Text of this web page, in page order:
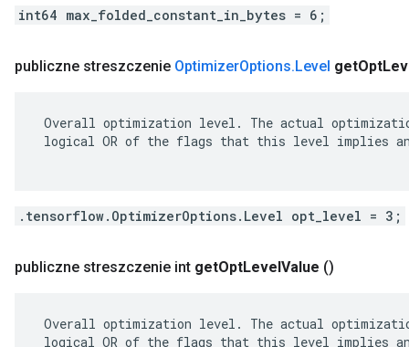
int64 max_folded_constant_in_bytes = 6;
publiczne streszczenie OptimizerOptions.Level getOpt
Overall optimization level. The actual
logical OR of the flags that this level implies
.tensorflow.OptimizerOptions.Level opt_level = 3;
publiczne streszczenie int getOptLevelValue ()
Overall optimization level. The actual
logical OR of the flags that this level implies